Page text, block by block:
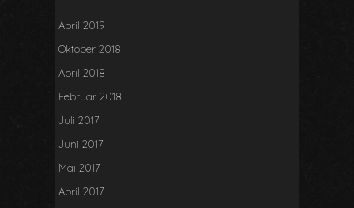
April 2019
Oktober 2018
April 2018
Februar 2018
Juli 2017
Juni 2017
Mai 2017
April 2017